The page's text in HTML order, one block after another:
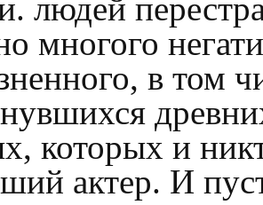
людей
многого
в том
которых и
актер. И